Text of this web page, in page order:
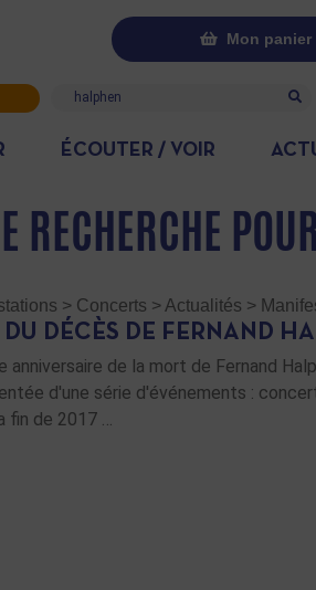
Mon panier
Recherche
ÉCOUTER / VOIR
RECHERCHE
> Concerts > Actualités >
DÉCÈS DE FERNAND
anniversaire de la mort de Fernand
d'une série d'événements :
fin de 2017 …